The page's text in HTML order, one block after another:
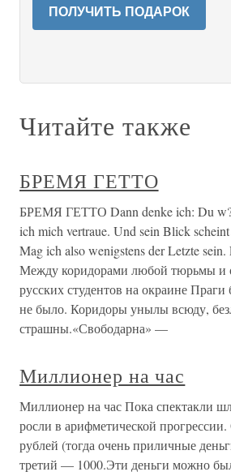
ПОЛУЧИТЬ ПОДАРОК
Читайте также
БРЕМЯ ГЕТТО
БРЕМЯ ГЕТТО Dann denke ich: Du
ich mich vertraue. Und sein Blick
Mag ich also wenigstens der Letzte
Между коридорами любой тюрьмы и
русских студентов на окраине
не было. Коридоры унылы всюду,
страшны.«Свободарна» —
Миллионер на час
Миллионер на час Пока спектакли
росли в арифметической
рублей (тогда очень приличные
третий — 1000.Эти деньги можно